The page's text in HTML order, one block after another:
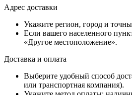
Адрес доставки
Укажите регион, город и
Если вашего населенного
«Другое местоположение».
Доставка и оплата
Выберите удобный способ
или транспортная компания).